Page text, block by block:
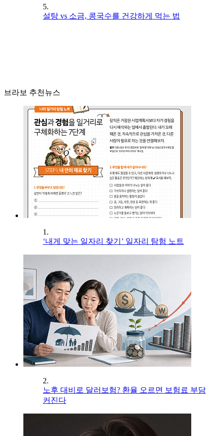
5.
설탕 vs 소금, 콩국수를 건강하게 먹는 법
브라보 추천뉴스
1.
‘내게 맞는 일자리 찾기’ 일자리 탐험 노트
2.
노후 대비로 달러보험? 환율 오르면 보험료 부담
커진다